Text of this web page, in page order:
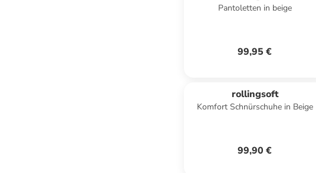
Pantoletten in beige
99,95 €
rollingsoft
Komfort Schnürschuhe in Beige
99,90 €